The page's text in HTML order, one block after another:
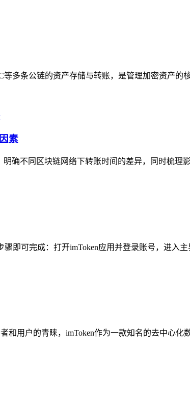
多条公链的资产存储与转账，是管理加密资产的
素
确不同区块链网络下转账时间的差异，同时梳理
即可完成：打开imToken应用并登录账号，进入
用户的青睐，imToken作为一款知名的去中心化